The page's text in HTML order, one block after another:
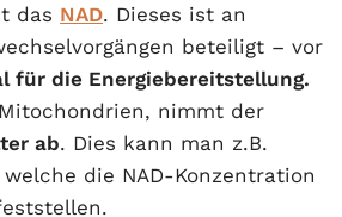
das NAD. Dieses ist an
beteiligt – vor
für die Energiebereitstellung.
nimmt der
ab. Dies kann man z.B.
welche die NAD-Konzentration